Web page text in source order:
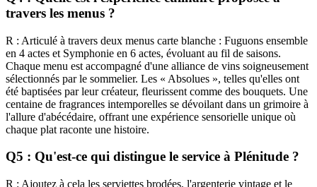
travers les menus ?
R : Articulé à travers deux menus carte blanche : Fuguons ensemble
en 4 actes et Symphonie en 6 actes, évoluant au fil de saisons.
Chaque menu est accompagné d'une alliance de vins soigneusement
sélectionnés par le sommelier. Les « Absolues », telles qu'elles ont
été baptisées par leur créateur, fleurissent comme des bouquets. Une
centaine de fragrances intemporelles se dévoilant dans un grimoire à
l'allure d'abécédaire, offrant une expérience sensorielle unique où
chaque plat raconte une histoire.
Q5 : Qu'est-ce qui distingue le service à Plénitude ?
R : Ajoutez à cela les serviettes brodées, l'argenterie vintage et le